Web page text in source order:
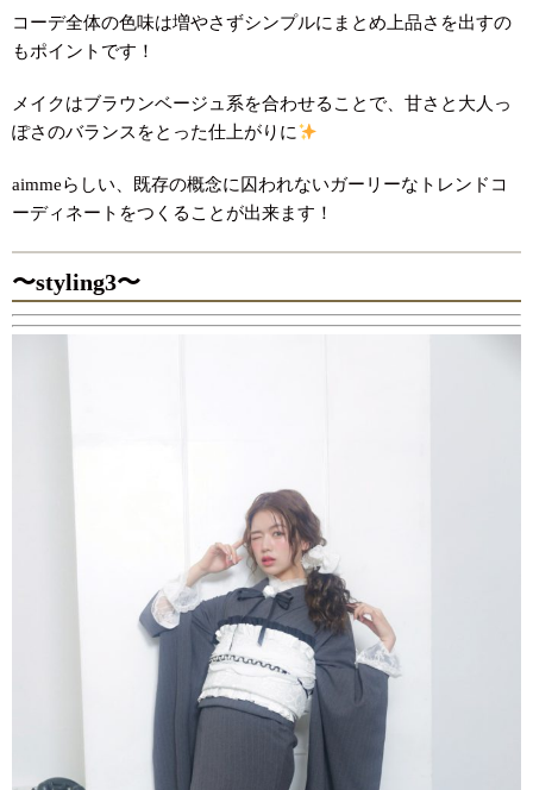
コーデ全体の色味は増やさずシンプルにまとめ上品さを出すの
もポイントです！
メイクはブラウンベージュ系を合わせることで、甘さと大人っ
ぽさのバランスをとった仕上がりに
aimmeらしい、既存の概念に囚われないガーリーなトレンドコ
ーディネートをつくることが出来ます！
〜styling3〜